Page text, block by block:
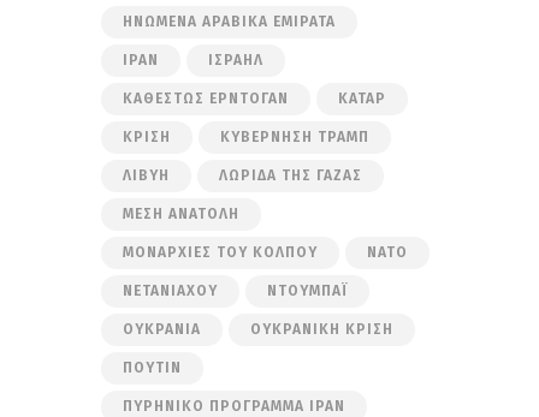
ΗΝΩΜΈΝΑ ΑΡΑΒΙΚΆ ΕΜΙΡΆΤΑ
ΙΡΆΝ ΙΣΡΑΉΛ
ΚΑΘΕΣΤΏΣ ΕΡΝΤΟΓΆΝ ΚΑΤΆΡ
ΚΡΊΣΗ ΚΥΒΈΡΝΗΣΗ ΤΡΑΜΠ
ΛΙΒΎΗ ΛΩΡΊΔΑ ΤΗΣ ΓΆΖΑΣ
ΜΈΣΗ ΑΝΑΤΟΛΉ
ΜΟΝΑΡΧΊΕΣ ΤΟΥ ΚΌΛΠΟΥ ΝΑΤΟ
ΝΕΤΑΝΙΆΧΟΥ ΝΤΟΥΜΠΆΙ
ΟΥΚΡΑΝΊΑ ΟΥΚΡΑΝΙΚΉ ΚΡΊΣΗ
ΠΟΎΤΙΝ
ΠΥΡΗΝΙΚΌ ΠΡΌΓΡΑΜΜΑ ΙΡΆΝ